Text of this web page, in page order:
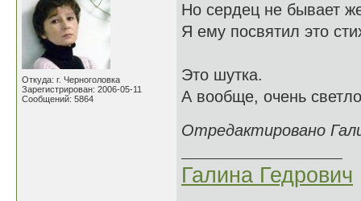
Откуда: г. Черноголовка
Зарегистрирован: 2006-05-11
Сообщений: 5864
Но сердец не бывает
Я ему посвятил это
Это шутка.
А вообще, очень
Отредактировано
Галина Гедрович